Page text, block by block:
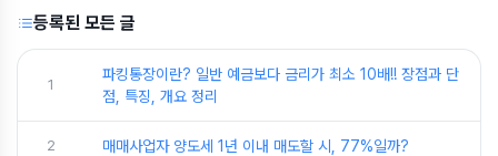
등록된 모든 글
1
파킹통장이란? 일반 예금보다 금리가 최소 10배!! 장점과 단
점, 특징, 개요 정리
2 매매사업자 양도세 1년 이내 매도할 시, 77%일까?